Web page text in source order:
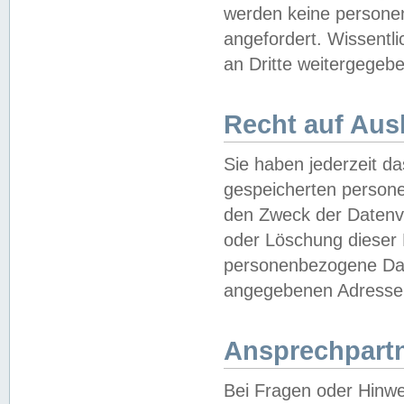
werden keine
angefordert.
an Dritte
Recht auf
Sie haben jederzeit
gespeicherten
den Zweck der
oder Löschung
personenbezogene
angegebenen
Bei Fragen oder